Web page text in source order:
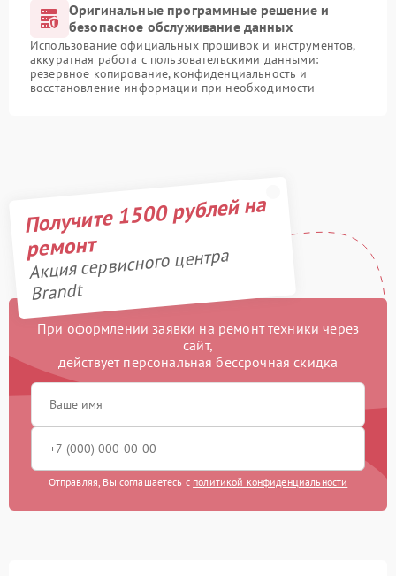
Оригинальные программные решение и
безопасное обслуживание данных
Использование официальных прошивок и инструментов,
аккуратная работа с пользовательскими данными:
резервное копирование, конфиденциальность и
восстановление информации при необходимости
Получите 1500 рублей на
ремонт
Акция сервисного центра
Brandt
При оформлении заявки на ремонт техники через
сайт,
действует персональная бессрочная скидка
Отправляя, Вы соглашаетесь с политикой конфиденциальности